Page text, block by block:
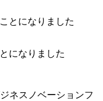
になりました